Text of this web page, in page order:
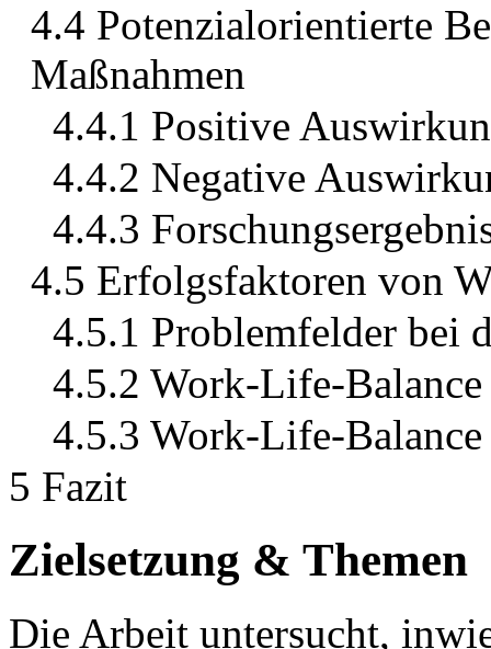
4.4 Potenzialorientierte
Maßnahmen
4.4.1 Positive
4.4.2 Negative
4.4.3
4.5 Erfolgsfaktoren von
4.5.1 Problemfelder bei
4.5.2 Work-Life-Balance
4.5.3 Work-Life-Balance
5 Fazit
Zielsetzung & Themen
Die Arbeit untersucht,